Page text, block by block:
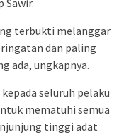
terbukti melanggar
dan paling
ada, ungkapnya.
seluruh pelaku
mematuhi semua
tinggi adat